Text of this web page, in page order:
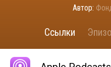
Автор:
Ссылки